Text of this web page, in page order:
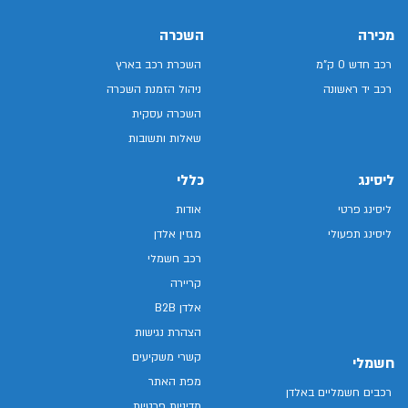
מכירה
רכב חדש 0 ק"מ
רכב יד ראשונה
השכרה
השכרת רכב בארץ
ניהול הזמנת השכרה
השכרה עסקית
שאלות ותשובות
ליסינג
ליסינג פרטי
ליסינג תפעולי
חשמלי
רכבים חשמליים באלדן
כללי
אודות
מגזין אלדן
רכב חשמלי
קריירה
אלדן B2B
הצהרת נגישות
קשרי משקיעים
מפת האתר